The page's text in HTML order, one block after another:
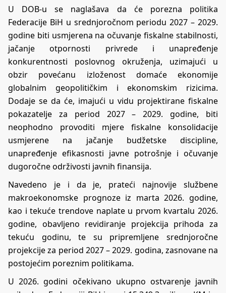
U DOB-u se naglašava da će porezna politika
Federacije BiH u srednjoročnom periodu 2027 – 2029.
godine biti usmjerena na očuvanje fiskalne stabilnosti,
jačanje otpornosti privrede i unapređenje
konkurentnosti poslovnog okruženja, uzimajući u
obzir povećanu izloženost domaće ekonomije
globalnim geopolitičkim i ekonomskim rizicima.
Dodaje se da će, imajući u vidu projektirane fiskalne
pokazatelje za period 2027 – 2029. godine, biti
neophodno provoditi mjere fiskalne konsolidacije
usmjerene na jačanje budžetske discipline,
unapređenje efikasnosti javne potrošnje i očuvanje
dugoročne održivosti javnih finansija.
Navedeno je i da je, prateći najnovije službene
makroekonomske prognoze iz marta 2026. godine,
kao i tekuće trendove naplate u prvom kvartalu 2026.
godine, obavljeno revidiranje projekcija prihoda za
tekuću godinu, te su pripremljene srednjoročne
projekcije za period 2027 – 2029. godina, zasnovane na
postojećim poreznim politikama.
U 2026. godini očekivano ukupno ostvarenje javnih